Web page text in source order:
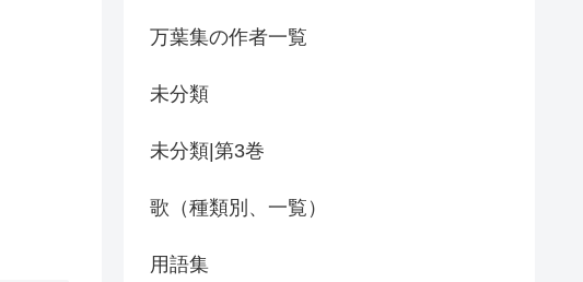
万葉集の作者一覧
未分類
未分類|第3巻
歌（種類別、一覧）
用語集